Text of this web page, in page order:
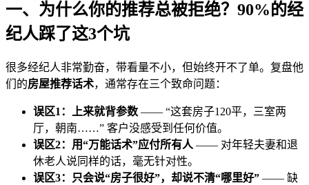
一、为什么你的推荐总被拒绝？90%的经
纪人踩了这3个坑
很多经纪人非常勤奋，带看量不小，但始终开不了单。复盘他
们的房屋推荐话术，通常存在三个致命问题：
误区1：上来就背参数 —— “这套房子120平，三室两
厅，朝南……” 客户没感受到任何价值。
误区2：用“万能话术”应付所有人 —— 对年轻夫妻和退
休老人说同样的话，毫无针对性。
误区3：只会说“房子很好”，却说不清“哪里好” —— 缺